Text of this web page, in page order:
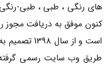
های رنگی ، طبی ، طبی-رنگی
است و از
طریق وب سایت رسمی گرفته